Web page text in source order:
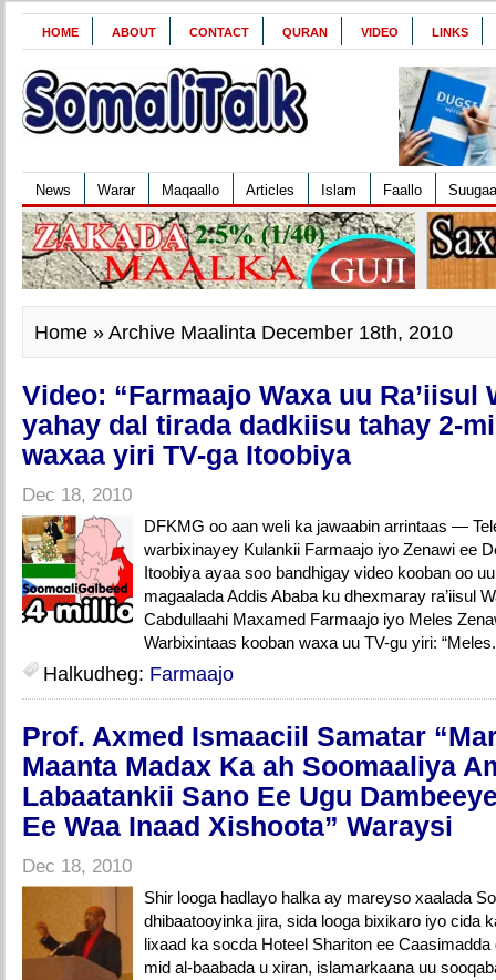
HOME ABOUT CONTACT QURAN VIDEO LINKS
News Warar Maqaallo Articles Islam Faallo
Home » Archive Maalinta December 18th, 2010
Video: “Farmaajo Waxa uu Ra’iisul
yahay dal tirada dadkiisu tahay 2-
waxaa yiri TV-ga Itoobiya
Dec 18, 2010
DFKMG oo aan weli ka jawaabin arrintaas —
warbixinayey Kulankii Farmaajo iyo Zenawi ee
Itoobiya ayaa soo bandhigay video kooban oo
magaalada Addis Ababa ku dhexmaray ra’iisul
Cabdullaahi Maxamed Farmaajo iyo Meles
Warbixintaas kooban waxa uu TV-gu yiri:
Halkudheg: Farmaajo
Prof. Axmed Ismaaciil Samatar
Maanta Madax Ka ah Soomaaliya
Labaatankii Sano Ee Ugu
Ee Waa Inaad Xishoota” Waraysi
Dec 18, 2010
Shir looga hadlayo halka ay mareyso xaalada
dhibaatooyinka jira, sida looga bixikaro iyo cida
lixaad ka socda Hoteel Shariton ee
mid al-baabada u xiran, islamarkaana uu